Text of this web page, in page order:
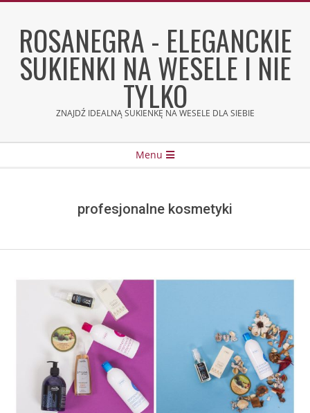
contentROSANEGRA - ELEGANCKIE
SUKIENKI NA WESELE I NIE
TYLKO
ZNAJDŹ IDEALNĄ SUKIENKĘ NA WESELE DLA SIEBIE
Menu
profesjonalne kosmetyki